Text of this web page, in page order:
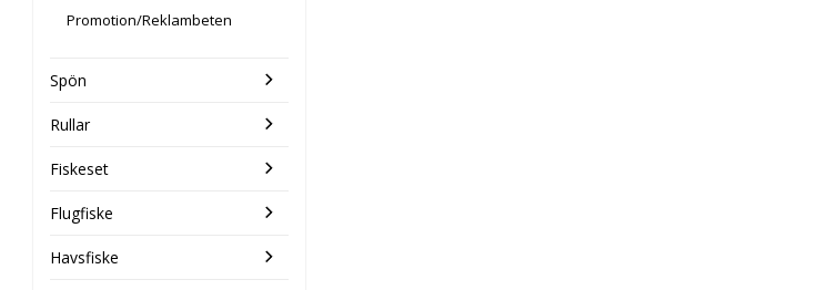
Promotion/Reklambeten
Spön
Rullar
Fiskeset
Flugfiske
Havsfiske